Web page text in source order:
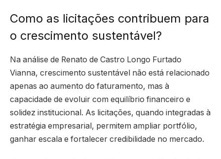
Como as licitações contribuem para
o crescimento sustentável?
Na análise de Renato de Castro Longo Furtado
Vianna, crescimento sustentável não está relacionado
apenas ao aumento do faturamento, mas à
capacidade de evoluir com equilíbrio financeiro e
solidez institucional. As licitações, quando integradas à
estratégia empresarial, permitem ampliar portfólio,
ganhar escala e fortalecer credibilidade no mercado.